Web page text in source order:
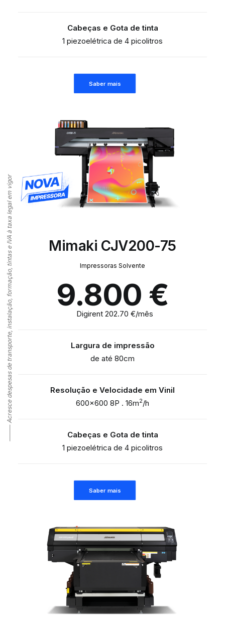
⸻ Acresce despesas de transporte, instalação, formação, tintas e IVA à taxa legal em vigor
Cabeças e Gota de tinta
1 piezoelétrica de 4 picolitros
Saber mais
Mimaki CJV200-75
Impressoras Solvente
9.800 €
Digirent 202.70 €/mês
Largura de impressão
de até 80cm
Resolução e Velocidade em Vinil
600×600 8P . 16m2/h
Cabeças e Gota de tinta
1 piezoelétrica de 4 picolitros
Saber mais